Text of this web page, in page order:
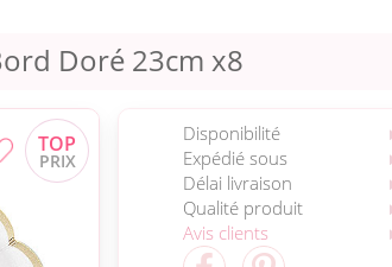
Doré 23cm x8
Disponibilité
Expédié sous
Délai livraison
Qualité produit
Avis clients